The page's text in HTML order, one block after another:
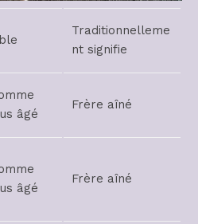
Traditionnelleme
nt signifie
âgé
Frère aîné
âgé
Frère aîné